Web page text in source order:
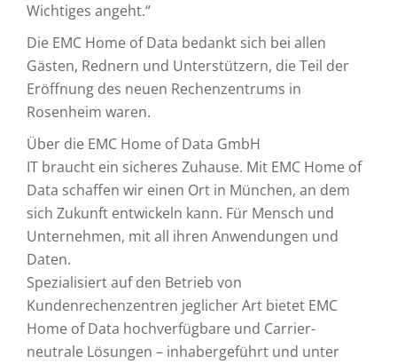
Wichtiges angeht.“
Die EMC Home of Data bedankt sich bei allen
Gästen, Rednern und Unterstützern, die Teil der
Eröffnung des neuen Rechenzentrums in
Rosenheim waren.
Über die EMC Home of Data GmbH
IT braucht ein sicheres Zuhause. Mit EMC Home of
Data schaffen wir einen Ort in München, an dem
sich Zukunft entwickeln kann. Für Mensch und
Unternehmen, mit all ihren Anwendungen und
Daten.
Spezialisiert auf den Betrieb von
Kundenrechenzentren jeglicher Art bietet EMC
Home of Data hochverfügbare und Carrier-
neutrale Lösungen – inhabergeführt und unter